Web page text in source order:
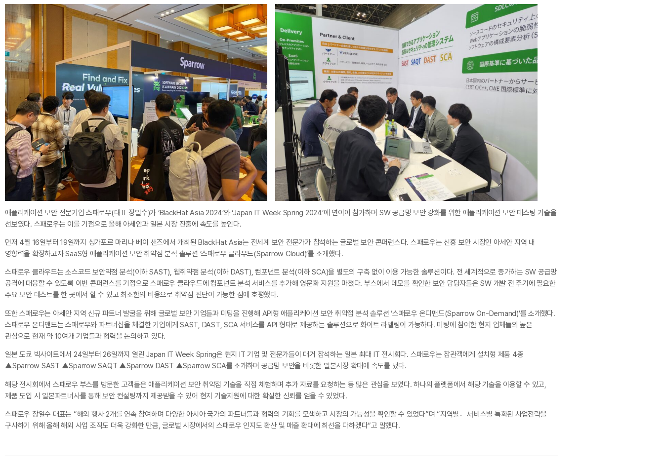
애플리케이션 보안 전문기업 스패로우(대표 장일수)가 ‘BlackHat Asia 2024’와 ‘Japan IT Week Spring 2024’에 연이어 참가하며 SW 공급망 보안 강화를 위한 애플리케이션 보안 테스팅 기술을
선보였다. 스패로우는 이를 기점으로 올해 아세안과 일본 시장 진출에 속도를 높인다.
먼저 4월 16일부터 19일까지 싱가포르 마리나 베이 샌즈에서 개최된 BlackHat Asia는 전세계 보안 전문가가 참석하는 글로벌 보안 콘퍼런스다. 스패로우는 신흥 보안 시장인 아세안 지역 내
영향력을 확장하고자 SaaS형 애플리케이션 보안 취약점 분석 솔루션 ‘스패로우 클라우드(Sparrow Cloud)’를 소개했다.
스패로우 클라우드는 소스코드 보안약점 분석(이하 SAST), 웹취약점 분석(이하 DAST), 컴포넌트 분석(이하 SCA)을 별도의 구축 없이 이용 가능한 솔루션이다. 전 세계적으로 증가하는 SW 공급망
공격에 대응할 수 있도록 이번 콘퍼런스를 기점으로 스패로우 클라우드에 컴포넌트 분석 서비스를 추가해 영문화 지원을 마쳤다. 부스에서 데모를 확인한 보안 담당자들은 SW 개발 전 주기에 필요한
주요 보안 테스트를 한 곳에서 할 수 있고 최소한의 비용으로 취약점 진단이 가능한 점에 호평했다.
또한 스패로우는 아세안 지역 신규 파트너 발굴을 위해 글로벌 보안 기업들과 미팅을 진행해 API형 애플리케이션 보안 취약점 분석 솔루션 ‘스패로우 온디맨드(Sparrow On-Demand)’를 소개했다.
스패로우 온디맨드는 스패로우와 파트너십을 체결한 기업에게 SAST, DAST, SCA 서비스를 API 형태로 제공하는 솔루션으로 화이트 라벨링이 가능하다. 미팅에 참여한 현지 업체들의 높은
관심으로 현재 약 10여개 기업들과 협력을 논의하고 있다.
일본 도쿄 빅사이트에서 24일부터 26일까지 열린 Japan IT Week Spring은 현지 IT 기업 및 전문가들이 대거 참석하는 일본 최대 IT 전시회다. 스패로우는 참관객에게 설치형 제품 4종
▲Sparrow SAST ▲Sparrow SAQT ▲Sparrow DAST ▲Sparrow SCA를 소개하며 공급망 보안을 비롯한 일본시장 확대에 속도를 냈다.
해당 전시회에서 스패로우 부스를 방문한 고객들은 애플리케이션 보안 취약점 기술을 직접 체험하며 추가 자료를 요청하는 등 많은 관심을 보였다. 하나의 플랫폼에서 해당 기술을 이용할 수 있고,
제품 도입 시 일본파트너사를 통해 보안 컨설팅까지 제공받을 수 있어 현지 기술지원에 대한 확실한 신뢰를 얻을 수 있었다.
스패로우 장일수 대표는 “해외 행사 2개를 연속 참여하며 다양한 아시아 국가의 파트너들과 협력의 기회를 모색하고 시장의 가능성을 확인할 수 있었다”며 “지역별서〮비스별 특화된 사업전략을
구사하기 위해 올해 해외 사업 조직도 더욱 강화한 만큼, 글로벌 시장에서의 스패로우 인지도 확산 및 매출 확대에 최선을 다하겠다”고 말했다.